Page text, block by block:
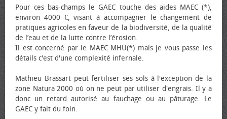
Pour ces bas-champs le GAEC touche des aides MAEC (*),
environ 4000 €, visant à accompagner le changement de
pratiques agricoles en faveur de la biodiversité, de la qualité
de l’eau et de la lutte contre l’érosion.
Il est concerné par le MAEC MHU(*) mais je vous passe les
détails c'est d'une complexité infernale.
Mathieu Brassart peut fertiliser ses sols à l'exception de la
zone Natura 2000 où on ne peut par utiliser d'engrais. Il y a
donc un retard autorisé au fauchage ou au pâturage. Le
GAEC y fait du foin.